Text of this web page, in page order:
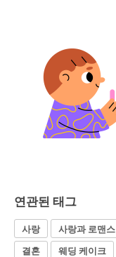
연관된 태그
사랑 사랑과 로맨스
결혼
웨딩 케이크